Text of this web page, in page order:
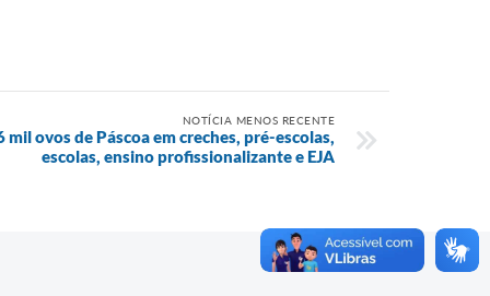
NOTÍCIA MENOS RECENTE
ovos de Páscoa em creches, pré-escolas,
escolas, ensino profissionalizante e EJA